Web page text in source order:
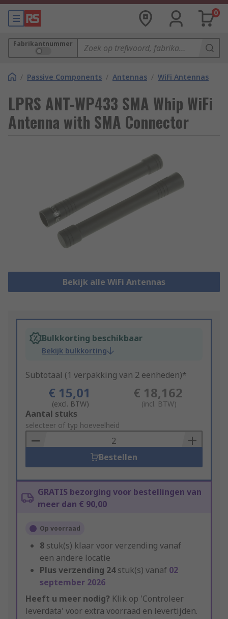
0
Fabrikantnummer
/ Passive Components / Antennas / WiFi Antennas
LPRS ANT-WP433 SMA Whip WiFi
Antenna with SMA Connector
Bekijk alle WiFi Antennas
Bulkkorting beschikbaar
Bekijk bulkkorting
Subtotaal (1 verpakking van 2 eenheden)*
€ 15,01
(excl. BTW)
€ 18,162
(incl. BTW)
Add
to
Basket
Aantal stuks
selecteer of typ hoeveelheid
Bestellen
GRATIS bezorging voor bestellingen van
meer dan € 90,00
Op voorraad
8 stuk(s) klaar voor verzending vanaf
een andere locatie
Plus verzending 24stuk(s) vanaf 02
september 2026
Heeft u meer nodig? Klik op 'Controleer
leverdata' voor extra voorraad en levertijden.